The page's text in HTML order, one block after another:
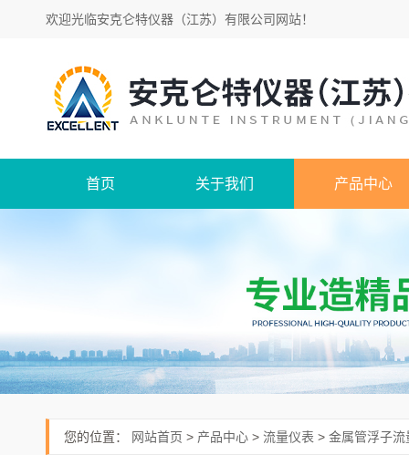
欢迎光临安克仑特仪器（江苏）有限公司网站！
首页 关于我们 产品中心
您的位置： 网站首页 > 产品中心 > 流量仪表 > 金属管浮子流